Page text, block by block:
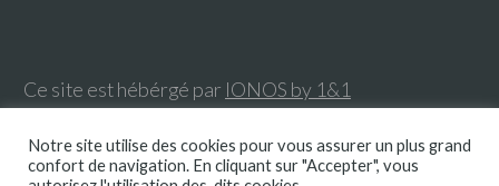
Ce site est hébérgé par IONOS by 1&1
Envie d’en savoir plus ? Contactez-nous
Notre site utilise des cookies pour vous assurer un plus grand
confort de navigation. En cliquant sur "Accepter", vous